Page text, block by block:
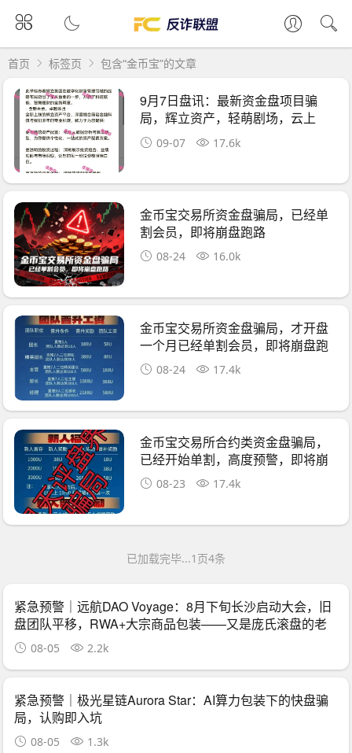
首页 标签页 包含“金币宝”的文章
9月7日盘讯：最新资金盘项目骗
局，辉立资产，轻萌剧场，云上
城，育利宝，金
09-07 17.6k
金币宝交易所资金盘骗局，已经单
割会员，即将崩盘跑路
08-24 16.0k
金币宝交易所资金盘骗局，才开盘
一个月已经单割会员，即将崩盘跑
路！08-24 17.4k
金币宝交易所合约类资金盘骗局，
已经开始单割，高度预警，即将崩
盘跑路！
08-23 17.4k
已加载完毕...1页4条
紧急预警｜远航DAO Voyage：8月下旬长沙启动大会，旧
盘团队平移，RWA+大宗商品包装——又是庞氏滚盘的老
剧本08-05 2.2k
紧急预警｜极光星链Aurora Star：AI算力包装下的快盘骗
局，认购即入坑
08-05 1.3k